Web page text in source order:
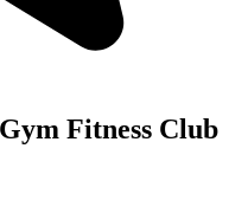
Fitness Club